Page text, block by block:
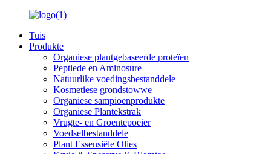
Tuis
Produkte
Organiese plantgebaseerde proteïen
Peptiede en Aminosure
Natuurlike voedingsbestanddele
Kosmetiese grondstowwe
Organiese sampioenprodukte
Organiese Plantekstrak
Vrugte- en Groentepoeier
Voedselbestanddele
Plant Essensiële Olies